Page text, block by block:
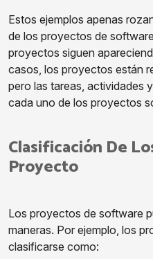
Estos ejemplos apenas
de los proyectos de
proyectos siguen
casos, los proyectos están
pero las tareas, actividades
cada uno de los proyectos
Clasificación De
Proyecto
Los proyectos de software
maneras. Por ejemplo, los
clasificarse como: